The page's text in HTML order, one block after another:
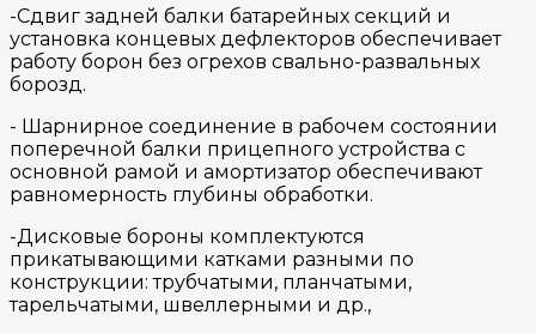
-Сдвиг задней балки батарейных секций и
установка концевых дефлекторов обеспечивает
работу борон без огрехов свально-развальных
борозд.
- Шарнирное соединение в рабочем состоянии
поперечной балки прицепного устройства с
основной рамой и амортизатор обеспечивают
равномерность глубины обработки.
-Дисковые бороны комплектуются
прикатывающими катками разными по
конструкции: трубчатыми, планчатыми,
тарельчатыми, швеллерными и др.,